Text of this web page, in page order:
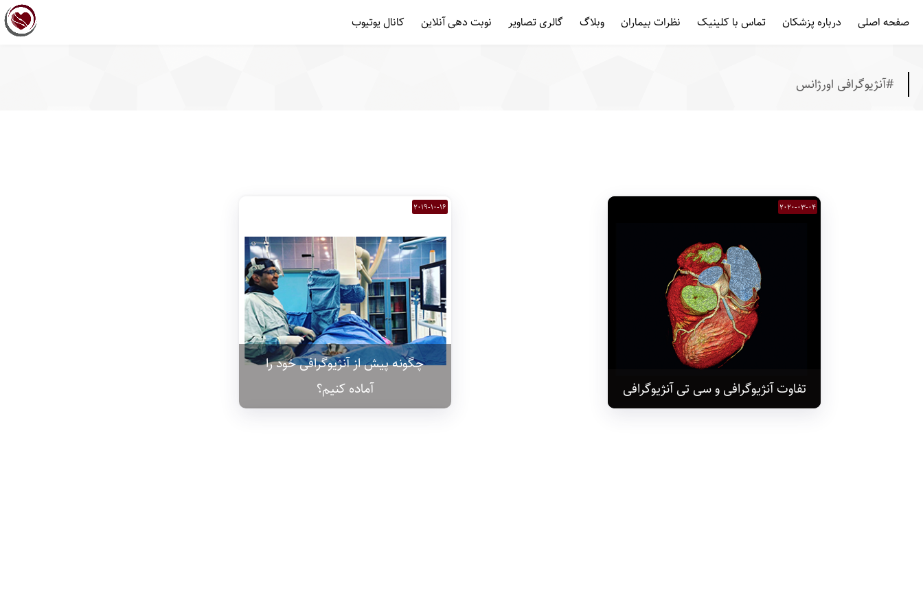
صفحه اصلی
درباره پزشکان تماس با کلینیک نظرات بیماران وبلاگ گالری تصاویر نوبت دهی آنلاین کانال یوتیوب
#آنژیوگرافی اورژانس
2020-03-04
تفاوت آنژیوگرافی و سی تی آنژیوگرافی
2019-10-16
چگونه پیش از آنژیوگرافی خود را
آماده کنیم؟